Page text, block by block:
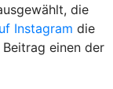
die
Instagram die
einen der